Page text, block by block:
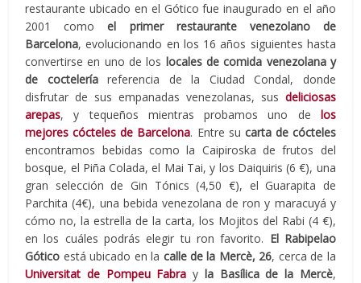
restaurante ubicado en el Gótico fue inaugurado en el año
2001 comoel primer restaurante venezolano de
Barcelona, evolucionando en los 16 años siguientes hasta
convertirse en uno de los locales de comida venezolana y
de cocteleríareferencia de la Ciudad Condal, donde
disfrutar de sus empanadas venezolanas, sus deliciosas
arepas, y tequeños mientras probamos uno de los
mejores cócteles de Barcelona. Entre su carta de cócteles
encontramos bebidas como la Caipiroska de frutos del
bosque, el Piña Colada, el Mai Tai, y los Daiquiris (6 €), una
gran selección de Gin Tónics (4,50 €), el Guarapita de
Parchita (4€), una bebida venezolana de ron y maracuyá y
cómo no, la estrella de la carta, los Mojitos del Rabi (4 €),
en los cuáles podrás elegir tu ron favorito. El Rabipelao
Gótico está ubicado en la calle de la Mercè, 26, cerca de la
Universitat de Pompeu Fabra y la Basílica de la Mercè,